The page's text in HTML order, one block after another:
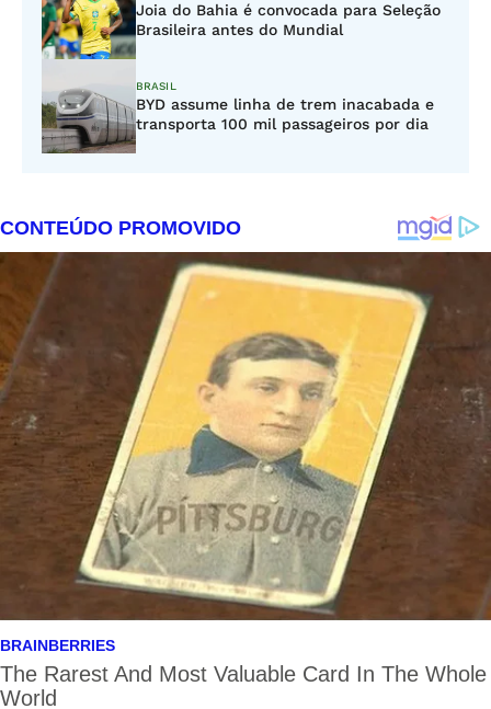
Joia do Bahia é convocada para Seleção
Brasileira antes do Mundial
BRASIL
BYD assume linha de trem inacabada e
transporta 100 mil passageiros por dia